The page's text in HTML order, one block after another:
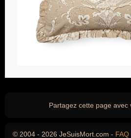
Partagez cette page avec
© 2004 - 2026 JeSuisMort.com - FAQ